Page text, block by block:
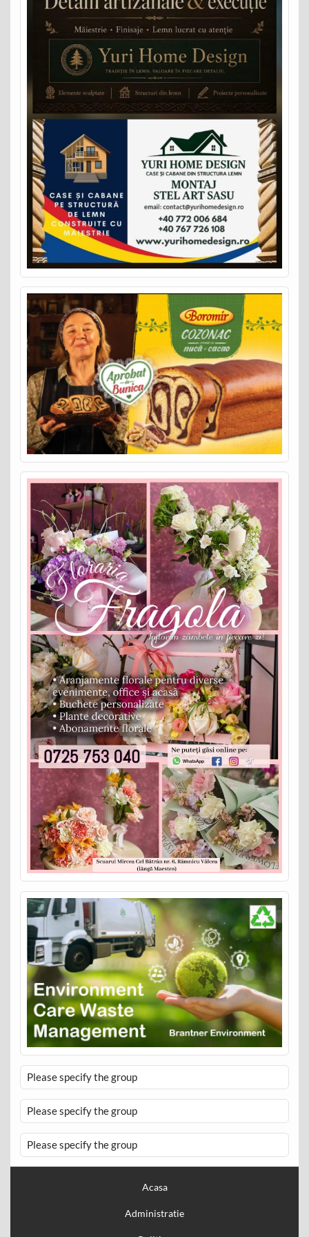
Please specify the group
Please specify the group
Please specify the group
Acasa
Administratie